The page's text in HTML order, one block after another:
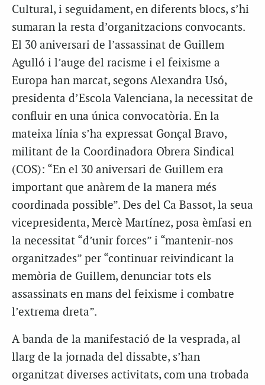
Cultural, i seguidament, en diferents blocs, s’hi
sumaran la resta d’organitzacions convocants.
El 30 aniversari de l’assassinat de Guillem
Agulló i l’auge del racisme i el feixisme a
Europa han marcat, segons Alexandra Usó,
presidenta d’Escola Valenciana, la necessitat de
confluir en una única convocatòria. En la
mateixa línia s’ha expressat Gonçal Bravo,
militant de la Coordinadora Obrera Sindical
(COS): “En el 30 aniversari de Guillem era
important que anàrem de la manera més
coordinada possible”. Des del Ca Bassot, la seua
vicepresidenta, Mercè Martínez, posa èmfasi en
la necessitat “d’unir forces” i “mantenir-nos
organitzades” per “continuar reivindicant la
memòria de Guillem, denunciar tots els
assassinats en mans del feixisme i combatre
l’extrema dreta”.
A banda de la manifestació de la vesprada, al
llarg de la jornada del dissabte, s’han
organitzat diverses activitats, com una trobada